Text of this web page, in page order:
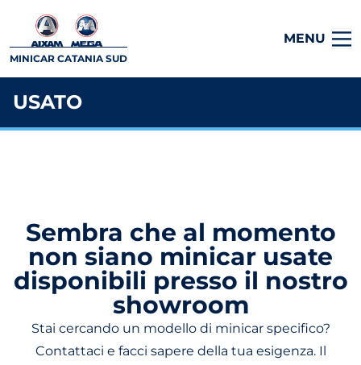
MINICAR CATANIA SUD
MENU
USATO
Sembra che al momento
non siano minicar usate
disponibili presso il nostro
showroom
Stai cercando un modello di minicar specifico?
Contattaci e facci sapere della tua esigenza. Il